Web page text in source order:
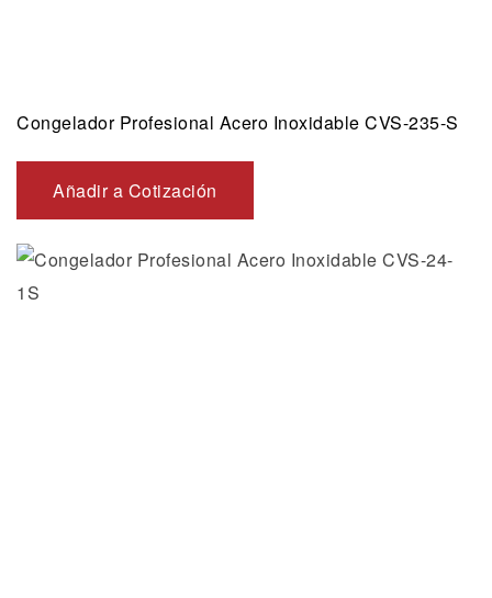
Congelador Profesional Acero Inoxidable CVS-235-S
Añadir a Cotización